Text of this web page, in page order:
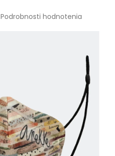
Podrobnosti hodnotenia